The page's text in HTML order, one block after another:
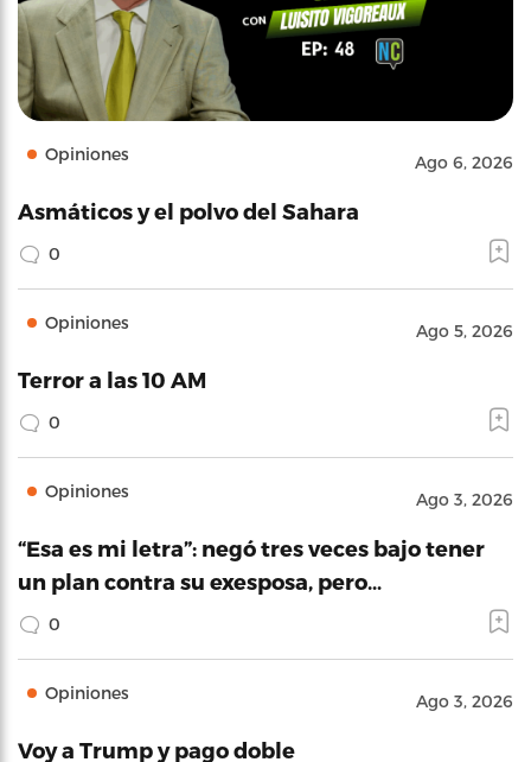
Opiniones Ago 6, 2026
Asmáticos y el polvo del Sahara
0
Opiniones Ago 5, 2026
Terror a las 10 AM
0
Opiniones Ago 3, 2026
“Esa es mi letra”: negó tres veces bajo tener
un plan contra su exesposa, pero…
0
Opiniones Ago 3, 2026
Voy a Trump y pago doble